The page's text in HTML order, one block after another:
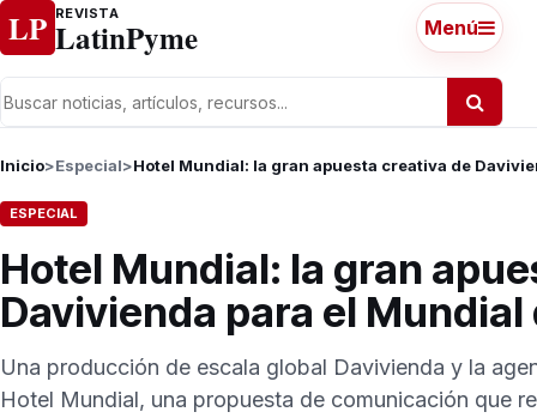
Ir al contenido
LP REVISTA
LatinPyme Menú
Inicio>Especial>Hotel Mundial: la gran apuesta creativa de
ESPECIAL
Hotel Mundial: la gran
Davivienda para el Mundial
Una producción de escala global Davivienda y la
Hotel Mundial, una propuesta de comunicación que